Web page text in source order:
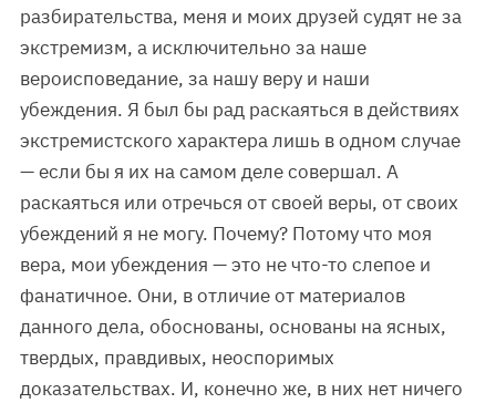
разбирательства, меня и моих друзей судят не за
экстремизм, а исключительно за наше
вероисповедание, за нашу веру и наши
убеждения. Я был бы рад раскаяться в действиях
экстремистского характера лишь в одном случае
— если бы я их на самом деле совершал. А
раскаяться или отречься от своей веры, от своих
убеждений я не могу. Почему? Потому что моя
вера, мои убеждения — это не что-то слепое и
фанатичное. Они, в отличие от материалов
данного дела, обоснованы, основаны на ясных,
твердых, правдивых, неоспоримых
доказательствах. И, конечно же, в них нет ничего